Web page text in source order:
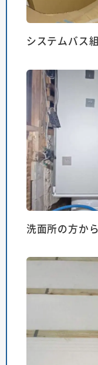
システムバス
洗面所の方か